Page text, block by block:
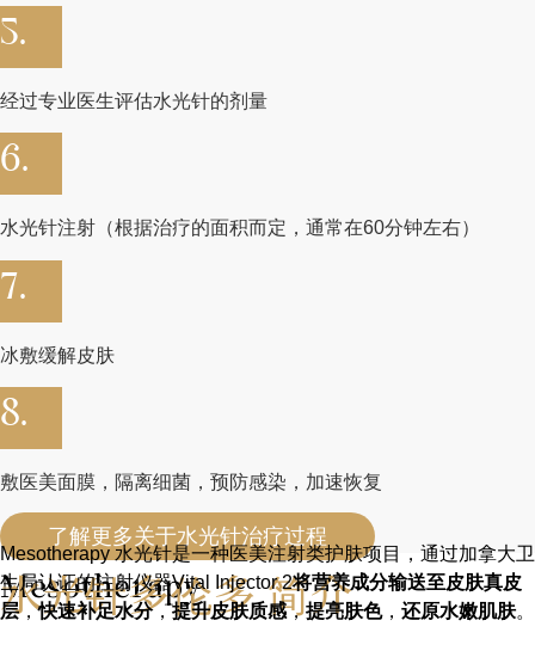
5.
经过专业医生评估水光针的剂量
6.
水光针注射（根据治疗的面积而定，通常在60分钟左右）
7.
冰敷缓解皮肤
8.
敷医美面膜，隔离细菌，预防感染，加速恢复
了解更多关于水光针治疗过程
Mesotherapy
水光针多伦多 简介
Mesotherapy 水光针是一种医美注射类护肤项目，通过加拿大卫
生局认证的注射仪器Vital Injector 2将营养成分输送至皮肤真皮
层，快速补足水分，提升皮肤质感，提亮肤色， 还原水嫩肌肤。